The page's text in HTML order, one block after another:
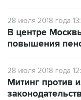
28 июля 2018 года
В центре
повышения
28 июля 2018 года
Митинг против